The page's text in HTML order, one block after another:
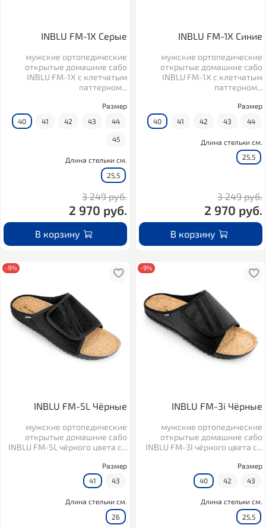
INBLU FM-1X Серые
мужские ортопедические
открытые домашние сабо
INBLU FM-1X с клетчатым
паттерном...
Размер
40
41 42 43 44
45
Длина стельки см.
25,5
3 249 руб.
2 970 руб.
В корзину
INBLU FM-1X Синие
мужские ортопедические
открытые домашние сабо
INBLU FM-1X с клетчатым
паттерном...
Размер
40
41 42 43 44
Длина стельки см.
25,5
3 249 руб.
2 970 руб.
В корзину
-9%
INBLU FM-5L Чёрные
мужские ортопедические
открытые домашние сабо
INBLU FM-5L чёрного цвета с...
Размер
41
43
Длина стельки см.
26
-9%
INBLU FM-3i Чёрные
мужские ортопедические
открытые домашние сабо
INBLU FM-3I чёрного цвета с...
Размер
40
42 43
Длина стельки см.
25,5